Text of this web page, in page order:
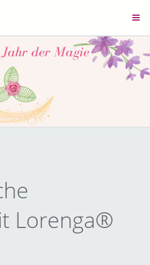
Lorenga®